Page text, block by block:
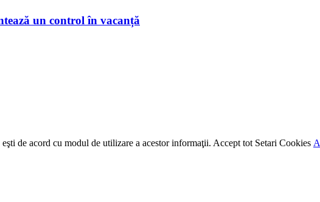
un control în vacanță
de acord cu modul de utilizare a acestor informaţii. Accept tot Setari Cookies